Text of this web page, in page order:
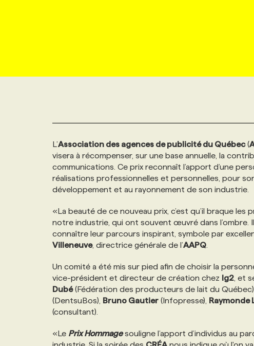
PRIX ET DISTINCTIONS
TENDANCES
GEO/SEO
ÉVÉNEMENTIEL
NOS AUTEUR‧RICES
FAQ
ANNONCEZ AVEC NOUS
FORMATIONS PERSONNALISÉES
NOS FORMATEUR‧RICES
POURQUOI CHOISIR NOS FORMATIONS
NOS TARIFS
PROGRAMMES DE SUBVENTIONS
ANNONCEZ AVEC NOUS
NOS TARIFS
NOS EXPERTISES
ANNONCEZ AVEC NOUS
L’Association des agences de publicité du Québec(
visera à récompenser, sur une base annuelle, la
communications. Ce prix reconnaît l’apport d’une
réalisations professionnelles et personnelles, pour
développement et au rayonnement de son industrie.
«La beauté de ce nouveau prix, c’est qu’il braque
notre industrie, qui ont souvent œuvré dans
connaître leur parcours inspirant, symbole par
Villeneuve, directrice générale de l’AAPQ
Un comité a été mis sur pied afin de choisir la
vice-président et directeur de création chez lg2 , et
Dubé(Fédération des producteurs de lait du Québec),
(DentsuBos), Bruno Gautier (Infopresse), Raymonde
(consultant).
«Le Prix Hommagesouligne l’apport d’individus au